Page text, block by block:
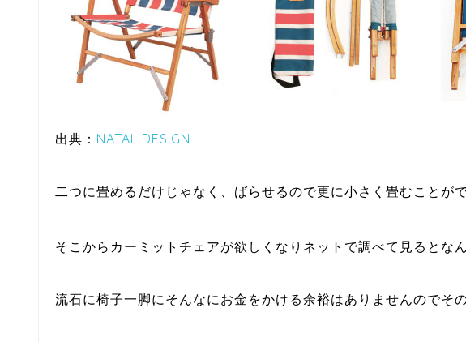
出典： NATAL DESIGN
二つに畳めるだけじゃなく、ばらせるので更に小さく畳むことがで
そこからカーミットチェアが欲しくなりネットで調べて見るとな
流石に椅子一脚にそんなにお金をかける余裕はありませんのでそ